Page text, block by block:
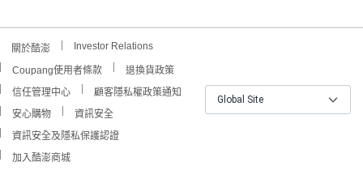
關於酷澎 Investor Relations
Coupang使用者條款
退換貨政策
信任管理中心
顧客隱私權政策通知
安心購物
資訊安全
資訊安全及隱私保護認證
加入酷澎商城
Global Site